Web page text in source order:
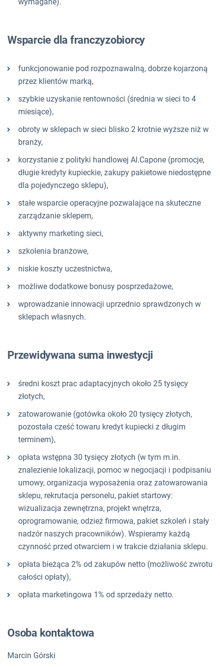
Wsparcie dla franczyzobiorcy
funkcjonowanie pod rozpoznawalną, dobrze kojarzoną
przez klientów marką,
szybkie uzyskanie rentowności (średnia w sieci to 4
miesiące),
obroty w sklepach w sieci blisko 2 krotnie wyższe niż w
branży,
korzystanie z polityki handlowej Al.Capone (promocje,
długie kredyty kupieckie, zakupy pakietowe niedostępne
dla pojedynczego sklepu),
stałe wsparcie operacyjne pozwalające na skuteczne
zarządzanie sklepem,
aktywny marketing sieci,
szkolenia branżowe,
niskie koszty uczestnictwa,
możliwe dodatkowe bonusy posprzedażowe,
wprowadzanie innowacji uprzednio sprawdzonych w
sklepach własnych.
Przewidywana suma inwestycji
średni koszt prac adaptacyjnych około 25 tysięcy
złotych,
zatowarowanie (gotówka około 20 tysięcy złotych,
pozostała cześć towaru kredyt kupiecki z długim
terminem),
opłata wstępna 30 tysięcy złotych (w tym m.in.
znalezienie lokalizacji, pomoc w negocjacji i podpisaniu
umowy, organizacja wyposażenia oraz zatowarowania
sklepu, rekrutacja personelu, pakiet startowy:
wizualizacja zewnętrzna, projekt wnętrza,
oprogramowanie, odzież firmowa, pakiet szkoleń i stały
nadzór naszych pracowników). Wspieramy każdą
czynność przed otwarciem i w trakcie działania sklepu.
opłata bieżąca 2% od zakupów netto (możliwość zwrotu
całości opłaty),
opłata marketingowa 1% od sprzedaży netto.
Osoba kontaktowa
Marcin Górski